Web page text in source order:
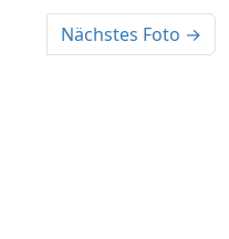
Nächstes Foto →